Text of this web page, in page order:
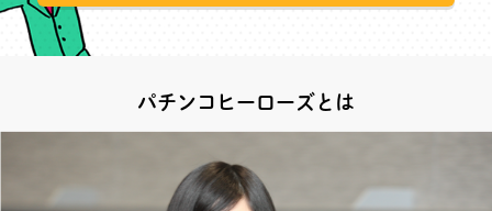
パチンコヒーローズとは